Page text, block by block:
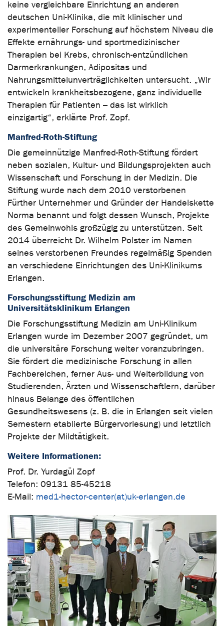
keine vergleichbare Einrichtung an anderen
deutschen Uni-Klinika, die mit klinischer und
experimenteller Forschung auf höchstem Niveau die
Effekte ernährungs- und sportmedizinischer
Therapien bei Krebs, chronisch-entzündlichen
Darmerkrankungen, Adipositas und
Nahrungsmittelunverträglichkeiten untersucht. „Wir
entwickeln krankheitsbezogene, ganz individuelle
Therapien für Patienten – das ist wirklich
einzigartig“, erklärte Prof. Zopf.
Manfred-Roth-Stiftung
Die gemeinnützige Manfred-Roth-Stiftung fördert
neben sozialen, Kultur- und Bildungsprojekten auch
Wissenschaft und Forschung in der Medizin. Die
Stiftung wurde nach dem 2010 verstorbenen
Fürther Unternehmer und Gründer der Handelskette
Norma benannt und folgt dessen Wunsch, Projekte
des Gemeinwohls großzügig zu unterstützen. Seit
2014 überreicht Dr. Wilhelm Polster im Namen
seines verstorbenen Freundes regelmäßig Spenden
an verschiedene Einrichtungen des Uni-Klinikums
Erlangen.
Forschungsstiftung Medizin am
Universitätsklinikum Erlangen
Die Forschungsstiftung Medizin am Uni-Klinikum
Erlangen wurde im Dezember 2007 gegründet, um
die universitäre Forschung weiter voranzubringen.
Sie fördert die medizinische Forschung in allen
Fachbereichen, ferner Aus- und Weiterbildung von
Studierenden, Ärzten und Wissenschaftlern, darüber
hinaus Belange des öffentlichen
Gesundheitswesens (z. B. die in Erlangen seit vielen
Semestern etablierte Bürgervorlesung) und letztlich
Projekte der Mildtätigkeit.
Weitere Informationen:
Prof. Dr. Yurdagül Zopf
Telefon: 09131 85-45218
E-Mail: med1-hector-center(at)uk-erlangen.de